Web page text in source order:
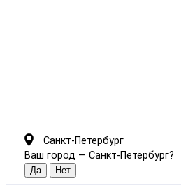
Санкт-Петербург
Ваш город — Санкт-Петербург?